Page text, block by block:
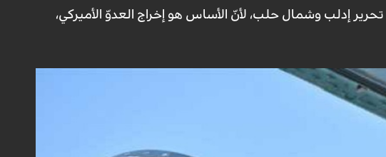
إدلب وشمال حلب، لأنّ الأساس هو إخراج العدوّ الأميركي،